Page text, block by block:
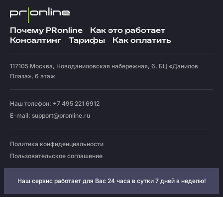
Почему PRonline
Как это работает
Консалтинг
Тарифы Как оплатить
117105 Москва, Новоданиловская набережная, 6, БЦ «Данилов
Плаза», 6 этаж
Наш телефон: +7 495 221 6912
E-mail: support@pronline.ru
Политика конфиденциальности
Пользовательское соглашение
Наш сервис работает для Вас 24 часа в сутки 7 дней в неделю!